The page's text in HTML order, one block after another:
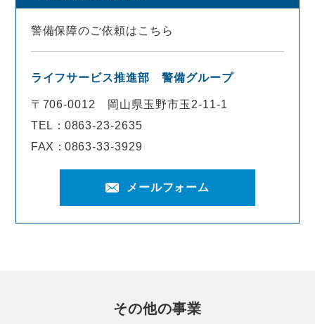
警備保障のご依頼はこちら
ライフサービス推進部 警備グループ
〒706-0012
岡山県玉野市玉2-11-1
TEL：0863-23-2635
FAX：0863-33-3929
メールフォーム
その他の事業